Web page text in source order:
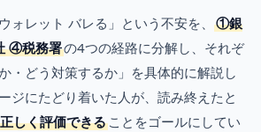
ォレット バレる」という不安を、 ①銀
④税務署の4つの経路に分解し、それぞ
・どう対策するか」を具体的に解説し
ジにたどり着いた人が、読み終えたと
しく評価できる ことをゴールにしてい